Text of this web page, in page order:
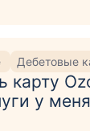
Дебетовые
карту
у меня